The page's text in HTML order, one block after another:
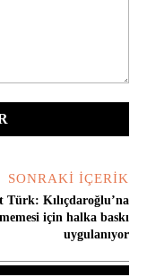
SONRAKI İÇERIK
Türk: Kılıçdaroğlu’na
için halka baskı
uygulanıyor